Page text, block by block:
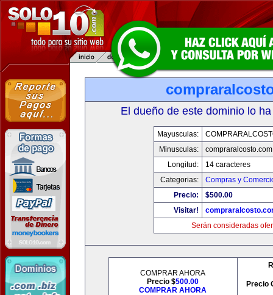
El dueño de este dominio lo
Mayusculas:
Minusculas:
compraralcosto.com
Longitud:
14 caracteres
Categorias:
Compras y
Precio:
$500.00
Visitar!
Serán consideradas
COMPRAR AHORA
Precio $500.00
COMPRAR AHORA
Precio